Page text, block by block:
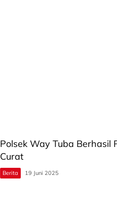
Polsek Way Tuba Berhasil
Curat
Berita 19 Juni 2025